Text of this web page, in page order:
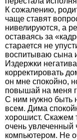
К сожалению,
чаще ставят
нивелируются, а
оставаясь за
старается не
воспитываю сына
Издержки
корректировать
он мне спокойно,
повышай на меня
С ним нужно быть
всем. Дима
хорошист. Скажем
очень увлеченный
компьютером. Не